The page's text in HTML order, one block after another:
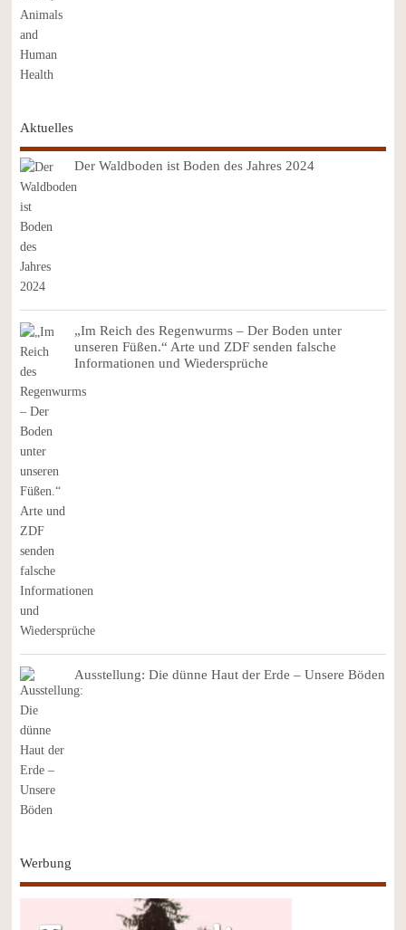
Aktuelles
Der Waldboden ist Boden des Jahres 2024
„Im Reich des Regenwurms – Der Boden unter
unseren Füßen.“ Arte und ZDF senden falsche
Informationen und Wiedersprüche
Ausstellung: Die dünne Haut der Erde – Unsere Böden
Werbung